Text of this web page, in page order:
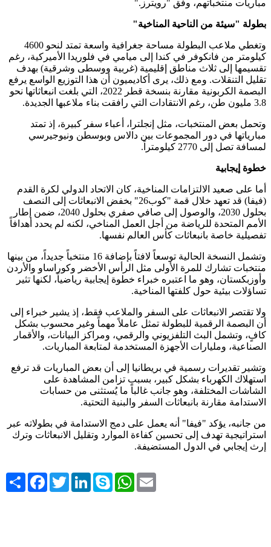
مباريات منتخباتهم، وفق "رويترز ".
بطولة "سيئة من الناحية المناخية"
وتغطي ملاعب البطولة مساحة جغرافية واسعة تمتد لنحو 4600
كيلومتر من فانكوفر في كندا إلى ميامي في فلوريدا الأميركية، رغم
تقسيمها إلى ثلاث مناطق إقليمية (غربية ووسطى وشرقية) بهدف
تقليل التنقلات. ومع ذلك، يرى أكاديميون أن هذا التوزيع الواسع يرفع
البصمة الكربونية مقارنة بنسخة قطر 2022، التي بلغت انبعاثاتها نحو
3.8 مليون طن، رغم الانتقادات التي رافقت بناء ملاعبها الجديدة
.
وتحمل بعض المنتخبات، مثل إنجلترا، أعباء سفر كبيرة، إذ تمتد
مبارياتها في دور المجموعات بين دالاس وبوسطن ونيوجيرسي
لمسافة تصل إلى 2770 كيلومتراً
.
خطوة إيجابية
أما على صعيد الالتزامات المناخية، كان الاتحاد الدولي لكرة القدم
(فيفا) قد تعهد خلال قمة "كوب26" بخفض الانبعاثات إلى النصف
بحلول 2030، والوصول إلى صافي صفري بحلول 2040، ضمن إطار
الأمم المتحدة للرياضة من أجل العمل المناخي، لكنه لم يحدد أهدافاً
تفصيلية خاصة بانبعاثات كأس العالم نفسها.
وتشمل النسخة الحالية توسعاً لافتاً بإضافة 16 منتخباً جديداً، من بينها
منتخبات تشارك للمرة الأولى مثل الرأس الأخضر وكوراساو والأردن
وأوزبكستان، وهو ما اعتبره خبراء خطوة إيجابية رياضياً، لكنها تثير
تساؤلات بيئية حول كلفتها المناخية.
ولا تقتصر الانبعاثات على السفر والملاعب فقط، إذ يشير خبراء إلى
أن البصمة الرقمية للبطولة تمثل عاملاً مهماً وغير محسوب بشكل
كافٍ، وتشمل البث التلفزيوني والرقمي، ومراكز البيانات، والأقمار
الصناعية، ومليارات الأجهزة المستخدمة لمتابعة المباريات.
وتشير تقديرات رسمية في بريطانيا إلى أن بعض المباريات قد ترفع
استهلاك الكهرباء بشكل كبير، بسبب تزامن المشاهدة على
الشاشات المختلفة، وهو جانب غالباً ما يُستثنى من حسابات
الاستدامة مقارنة بانبعاثات السفر والبنية التحتية.
من جانبه، يؤكد "فيفا" أنه يعمل على دمج الاستدامة في بطولاته عبر
استراتيجية تهدف إلى تحسين كفاءة الموارد وتقليل الانبعاثات وترك
إرث إيجابي في الدول المستضيفة.
Share FacebookTwitterLinkedInSkype WhatsApp